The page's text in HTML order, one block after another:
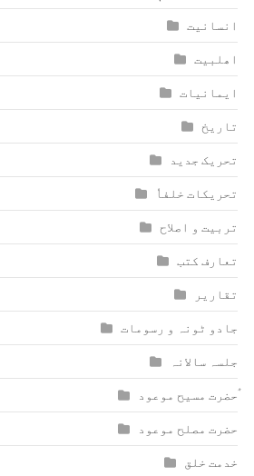
انسانیت
اھلبیت
ایمانیات
تاریخ
تحریک جدید
تحریکات خلفاٗ
تربیت و اصلاح
تعارف کتب
تقاریر
جادو ٹونہ و رسومات
جلسہ سالانہ
ٰؑحضرت مسیح موعود
حضرت مصلح موعود
خدمت خلق